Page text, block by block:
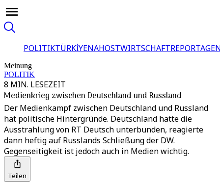
POLITIKTÜRKİYENAHOSTWIRTSCHAFT
Meinung
POLITIK
8 MIN. LESEZEIT
Medienkrieg zwischen Deutschland und Russland
Der Medienkampf zwischen Deutschland und Russland
hat politische Hintergründe. Deutschland hatte die
Ausstrahlung von RT Deutsch unterbunden, reagierte
dann heftig auf Russlands Schließung der DW.
Gegenseitigkeit ist jedoch auch in Medien wichtig.
Teilen